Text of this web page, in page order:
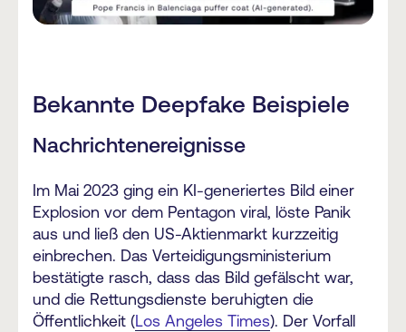
Bekannte Deepfake Beispiele
Nachrichtenereignisse
Im Mai 2023 ging ein KI-generiertes Bild einer
Explosion vor dem Pentagon viral, löste Panik
aus und ließ den US-Aktienmarkt kurzzeitig
einbrechen. Das Verteidigungsministerium
bestätigte rasch, dass das Bild gefälscht war,
und die Rettungsdienste beruhigten die
Öffentlichkeit (Los Angeles Times). Der Vorfall